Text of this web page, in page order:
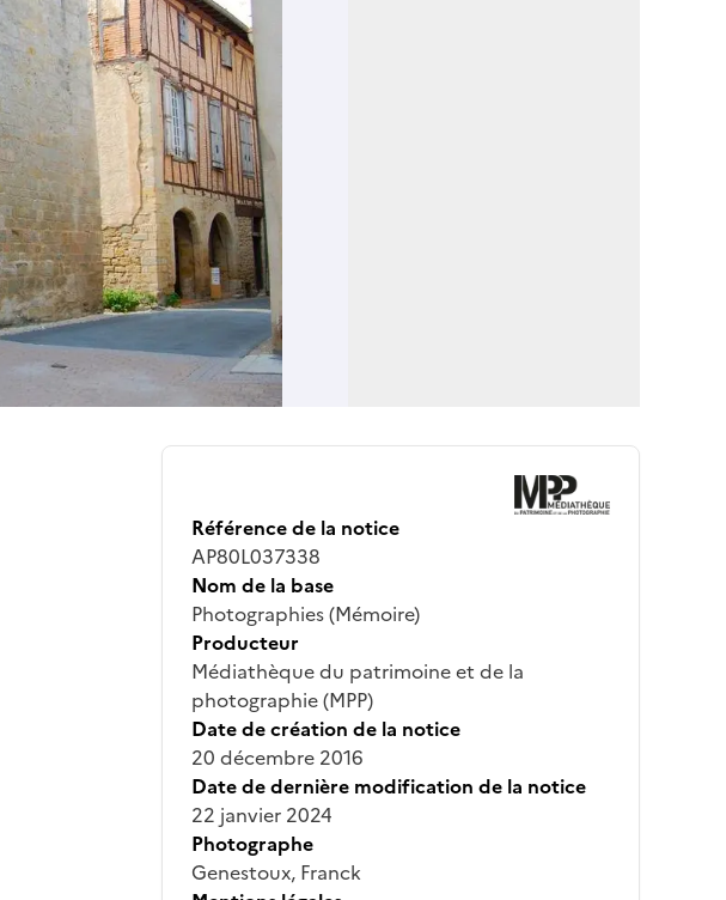
Référence de la notice
AP80L037338
Nom de la base
Photographies (Mémoire)
Producteur
Médiathèque du patrimoine et de la
photographie (MPP)
Date de création de la notice
20 décembre 2016
Date de dernière modification de la notice
22 janvier 2024
Photographe
Genestoux, Franck